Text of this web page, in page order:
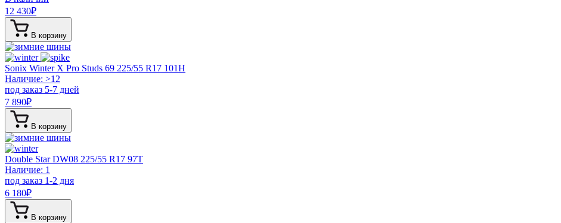
12 430₽
В корзину
Sonix Winter X Pro Studs 69 225/55 R17 101H
Наличие: >12
под заказ 5-7 дней
7 890₽
В корзину
Double Star DW08 225/55 R17 97T
Наличие: 1
под заказ 1-2 дня
6 180₽
В корзину